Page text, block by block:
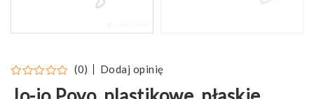
(0) Dodaj opinię